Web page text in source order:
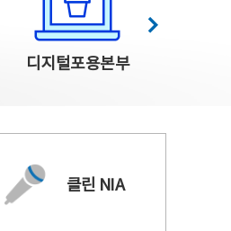
디지털포용본부
다음
기
클린 NIA